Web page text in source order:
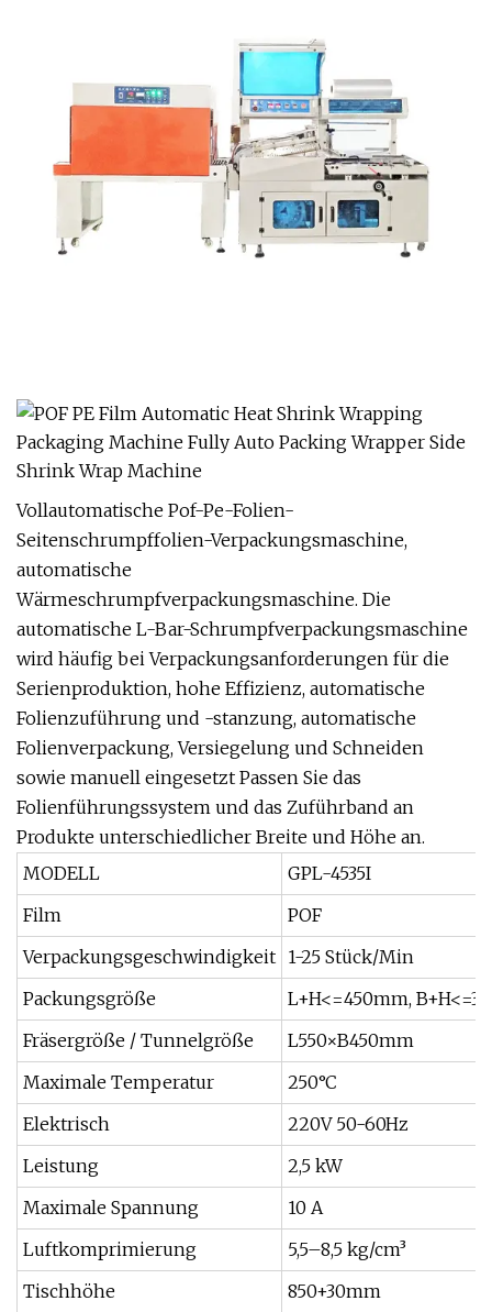
Vollautomatische Pof-Pe-Folien-
Seitenschrumpffolien-Verpackungsmaschine,
automatische
Wärmeschrumpfverpackungsmaschine. Die
automatische L-Bar-Schrumpfverpackungsmaschine
wird häufig bei Verpackungsanforderungen für die
Serienproduktion, hohe Effizienz, automatische
Folienzuführung und -stanzung, automatische
Folienverpackung, Versiegelung und Schneiden
sowie manuell eingesetzt Passen Sie das
Folienführungssystem und das Zuführband an
Produkte unterschiedlicher Breite und Höhe an.
MODELL
GPL-4535I
Film
POF
Verpackungsgeschwindigkeit 1-25 Stück/Min
Packungsgröße
L+H<=450mm,
Fräsergröße / Tunnelgröße
L550×B450mm
Maximale Temperatur
250°C
Elektrisch
220V 50-60Hz
Leistung
2,5 kW
Maximale Spannung
10 A
Luftkomprimierung
5,5–8,5 kg/cm³
Tischhöhe
850+30mm